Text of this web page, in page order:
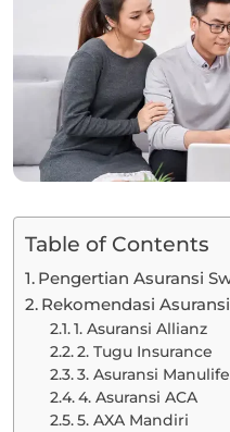
Table of Contents
Pengertian Asuransi
Rekomendasi
1. Asuransi Allianz
2. Tugu Insurance
3. Asuransi Manulife
4. Asuransi ACA
5. AXA Mandiri